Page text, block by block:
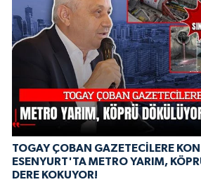
TOGAY ÇOBAN GAZETECİLERE
ESENYURT'TA METRO YARIM,
DERE KOKUYOR!